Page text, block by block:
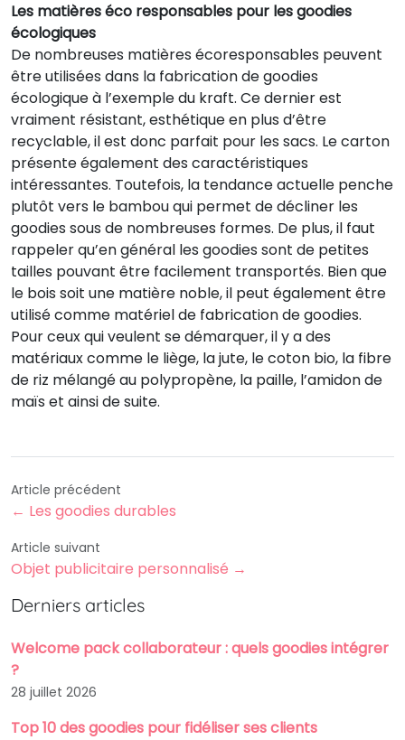
Les matières éco responsables pour les goodies
écologiques
De nombreuses matières écoresponsables peuvent
être utilisées dans la fabrication de goodies
écologique à l’exemple du kraft. Ce dernier est
vraiment résistant, esthétique en plus d’être
recyclable, il est donc parfait pour les sacs. Le carton
présente également des caractéristiques
intéressantes. Toutefois, la tendance actuelle penche
plutôt vers le bambou qui permet de décliner les
goodies sous de nombreuses formes. De plus, il faut
rappeler qu’en général les goodies sont de petites
tailles pouvant être facilement transportés. Bien que
le bois soit une matière noble, il peut également être
utilisé comme matériel de fabrication de goodies.
Pour ceux qui veulent se démarquer, il y a des
matériaux comme le liège, la jute, le coton bio, la fibre
de riz mélangé au polypropène, la paille, l’amidon de
maïs et ainsi de suite.
Article précédent
← Les goodies durables
Article suivant
Objet publicitaire personnalisé →
Derniers articles
Welcome pack collaborateur : quels goodies intégrer
?
28 juillet 2026
Top 10 des goodies pour fidéliser ses clients